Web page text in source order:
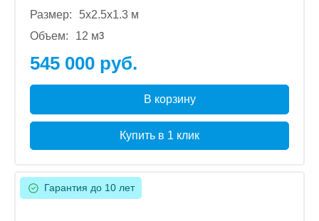
Размер:
5x2.5x1.3 м
Объем:
12 м3
545 000 руб.
В корзину
Купить в 1 клик
Гарантия до 10 лет